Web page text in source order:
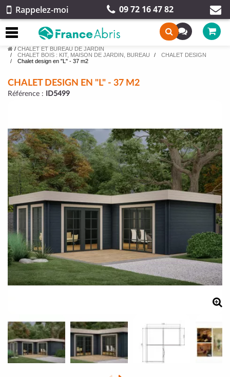
Rappelez-moi 09 72 16 47 82
/ CHALET ET BUREAU DE JARDIN
CHALET BOIS : KIT, MAISON DE JARDIN, BUREAU
CHALET DESIGN
Chalet design en "L" - 37 m2
CHALET DESIGN EN "L" - 37 M2
Référence : ID5499